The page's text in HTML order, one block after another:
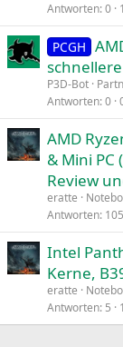
Antworten 0
PCGH
P3D-Bot
Antworten 0
AMD
& Mini PC
Review
eratte
Antworten 105
Intel
Kerne,
eratte
Antworten 5